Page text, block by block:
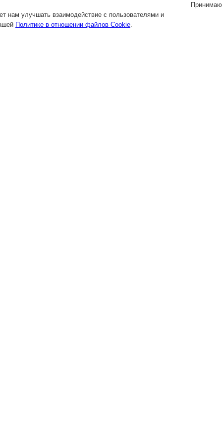
нам улучшать взаимодействие с пользователями и
Политике в отношении файлов Cookie.
Принимаю